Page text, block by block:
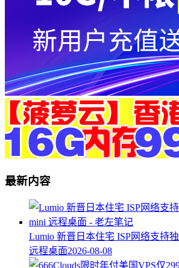
最新内容
Lumio 新晋日本住宅 ISP网络支持
远程桌面2026-08-08